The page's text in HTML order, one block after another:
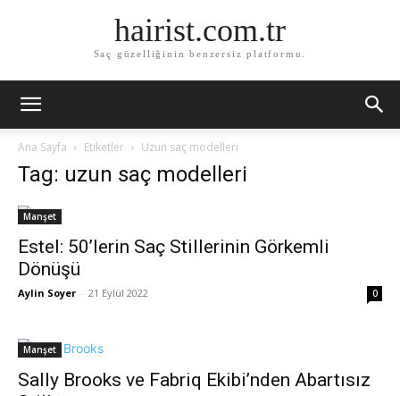
hairist.com.tr
Saç güzelliğinin benzersiz platformu.
Ana Sayfa Etiketler Uzun saç modelleri
Tag: uzun saç modelleri
Manşet
Estel: 50’lerin Saç Stillerinin Görkemli
Dönüşü
Aylin Soyer - 21 Eylül 2022 0
Manşet
Sally Brooks ve Fabriq Ekibi’nden Abartısız